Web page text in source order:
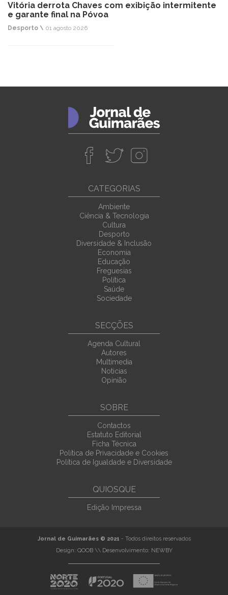
Vitória derrota Chaves com exibição intermitente
e garante final na Póvoa
Desporto \ 01 agosto 2026
CATEGORIAS
Ambiente
Ciência & Tecnologia
Cultura
Desporto
Diversidade & Inclusão
Economia
Educação
Freguesias
Política
Saúde
Sociedade
SECÇÕES
Agenda Cultural
Autores
Multimedia
Noticias
Opinião
SOBRE
Contactos
Estatuto Editorial
Ficha Técnica
Política de Privacidade e Cookies
Política de Igualdade e Diversidade
QUIOSQUE
Edição Impressa
Jornal de Guimarães © 2021 - Todos direitos reservados
Design: QOOB\\ Desenvolvimento: NEWBY